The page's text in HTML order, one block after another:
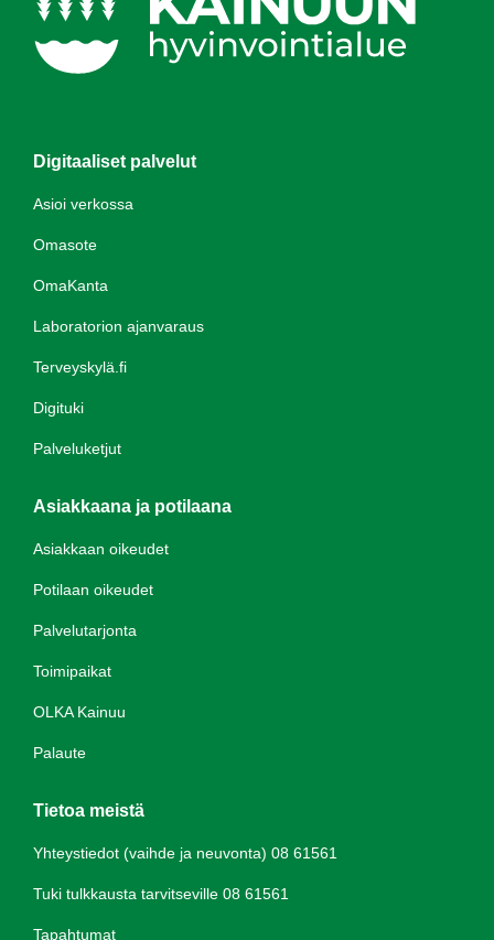
Digitaaliset palvelut
Asioi verkossa
Omasote
OmaKanta
Laboratorion ajanvaraus
Terveyskylä.fi
Digituki
Palveluketjut
Asiakkaana ja potilaana
Asiakkaan oikeudet
Potilaan oikeudet
Palvelutarjonta
Toimipaikat
OLKA Kainuu
Palaute
Tietoa meistä
Yhteystiedot (vaihde ja neuvonta) 08 61561
Tuki tulkkausta tarvitseville 08 61561
Tapahtumat